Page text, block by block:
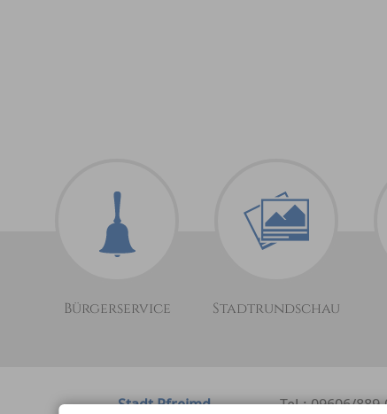
Bürgerservice Stadtrundschau
Stadt Pfreimd Tel.: 09606/